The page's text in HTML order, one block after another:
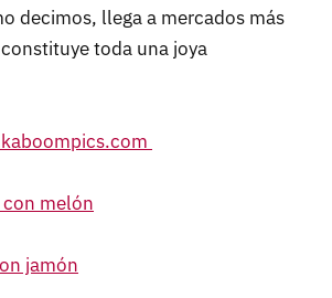
decimos, llega a mercados más
toda una joya
con melón
jamón